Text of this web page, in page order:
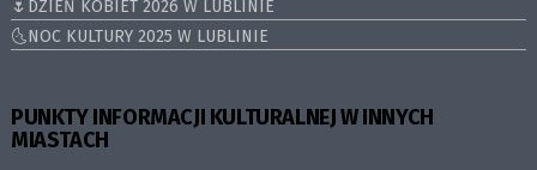
🌷DZIEŃ KOBIET 2026 W LUBLINIE
🌜NOC KULTURY 2025 W LUBLINIE
PUNKTY INFORMACJI KULTURALNEJ W INNYCH
MIASTACH